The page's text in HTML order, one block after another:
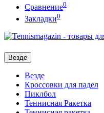
Сравнение0
Закладки0
Везде
Везде
Кроссовки для падел
Пиклбол
Теннисная Ракетка